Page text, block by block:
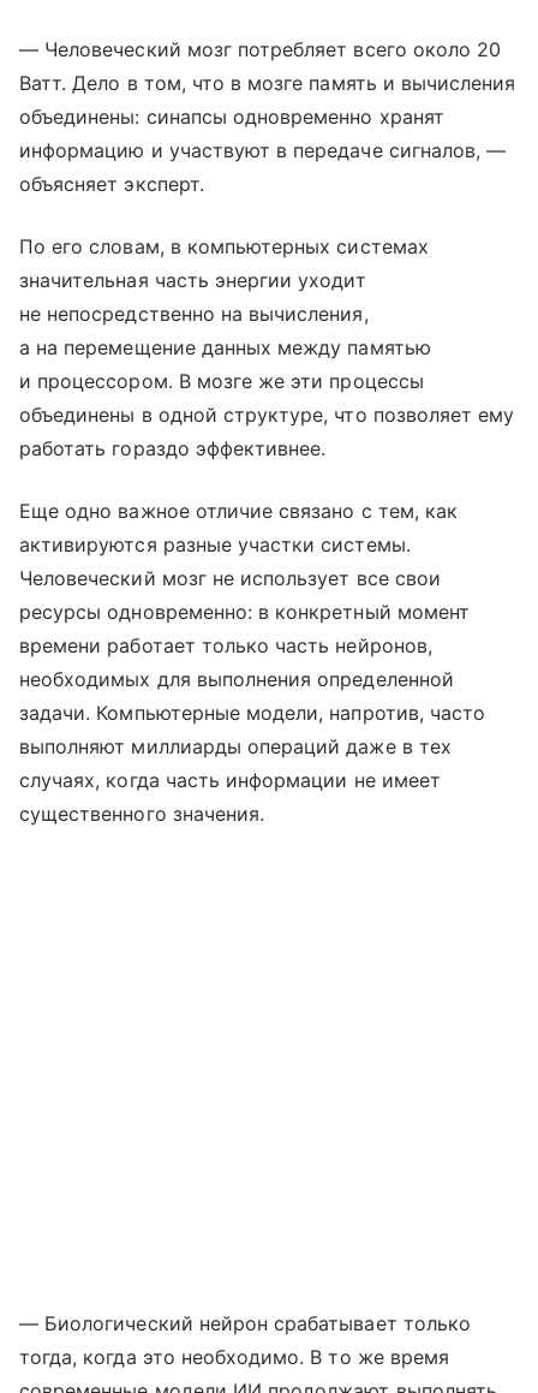
— Человеческий мозг потребляет всего около 20
Ватт. Дело в том, что в мозге память и вычисления
объединены: синапсы одновременно хранят
информацию и участвуют в передаче сигналов, —
объясняет эксперт.
По его словам, в компьютерных системах
значительная часть энергии уходит
не непосредственно на вычисления,
а на перемещение данных между памятью
и процессором. В мозге же эти процессы
объединены в одной структуре, что позволяет ему
работать гораздо эффективнее.
Еще одно важное отличие связано с тем, как
активируются разные участки системы.
Человеческий мозг не использует все свои
ресурсы одновременно: в конкретный момент
времени работает только часть нейронов,
необходимых для выполнения определенной
задачи. Компьютерные модели, напротив, часто
выполняют миллиарды операций даже в тех
случаях, когда часть информации не имеет
существенного значения.
— Биологический нейрон срабатывает только
тогда, когда это необходимо. В то же время